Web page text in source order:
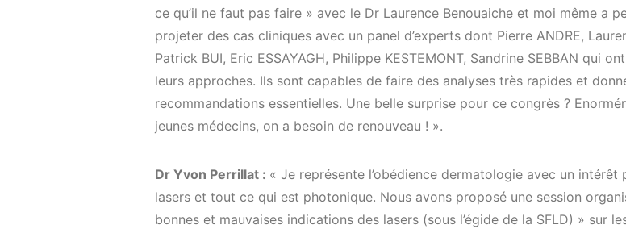
ce qu’il ne faut pas faire » avec le Dr Laurence Benouaiche et moi même a
projeter des cas cliniques avec un panel d’experts dont Pierre ANDRE,
Patrick BUI, Eric ESSAYAGH, Philippe KESTEMONT, Sandrine SEBBAN qui
leurs approches. Ils sont capables de faire des analyses très rapides et
recommandations essentielles. Une belle surprise pour ce congrès ?
jeunes médecins, on a besoin de renouveau ! ».
Dr Yvon Perrillat : « Je représente l’obédience dermatologie avec un intérêt
lasers et tout ce qui est photonique. Nous avons proposé une session
bonnes et mauvaises indications des lasers (sous l’égide de la SFLD) » sur